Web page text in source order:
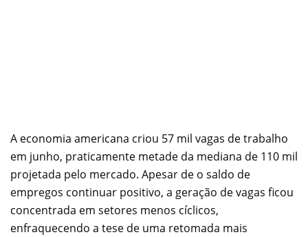
A economia americana criou 57 mil vagas de trabalho
em junho, praticamente metade da mediana de 110 mil
projetada pelo mercado. Apesar de o saldo de
empregos continuar positivo, a geração de vagas ficou
concentrada em setores menos cíclicos,
enfraquecendo a tese de uma retomada mais